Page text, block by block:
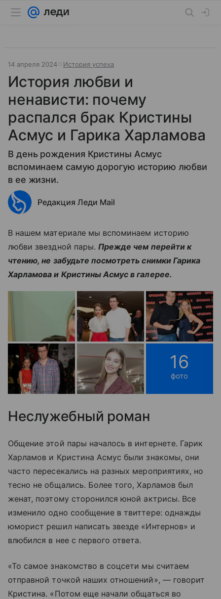
14 апреля 2024 История успеха
История любви и
ненависти: почему
распался брак Кристины
Асмус и Гарика Харламова
В день рождения Кристины Асмус
вспоминаем самую дорогую историю любви
в ее жизни.
Редакция Леди Mail
В нашем материале мы вспоминаем историю
любви звездной пары.Прежде чем перейти к
чтению, не забудьте посмотреть снимки Гарика
Харламова и Кристины Асмус в галерее.
16
фото
Неслужебный роман
Общение этой пары началось в интернете. Гарик
Харламов и Кристина Асмус были знакомы, они
часто пересекались на разных мероприятиях, но
тесно не общались. Более того, Харламов был
женат, поэтому сторонился юной актрисы. Все
изменило одно сообщение в твиттере: однажды
юморист решил написать звезде «Интернов» и
влюбился в нее с первого ответа.
«То самое знакомство в соцсети мы считаем
отправной точкой наших отношений», — говорит
Кристина. «Потом еще начали общаться во